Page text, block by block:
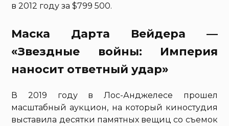
в 2012 году за $799 500.
Маска Дарта Вейдера —
«Звездные войны: Империя
наносит ответный удар»
В 2019 году в Лос-Анджелесе прошел
масштабный аукцион, на который киностудия
выставила десятки памятных вещиц со съемок